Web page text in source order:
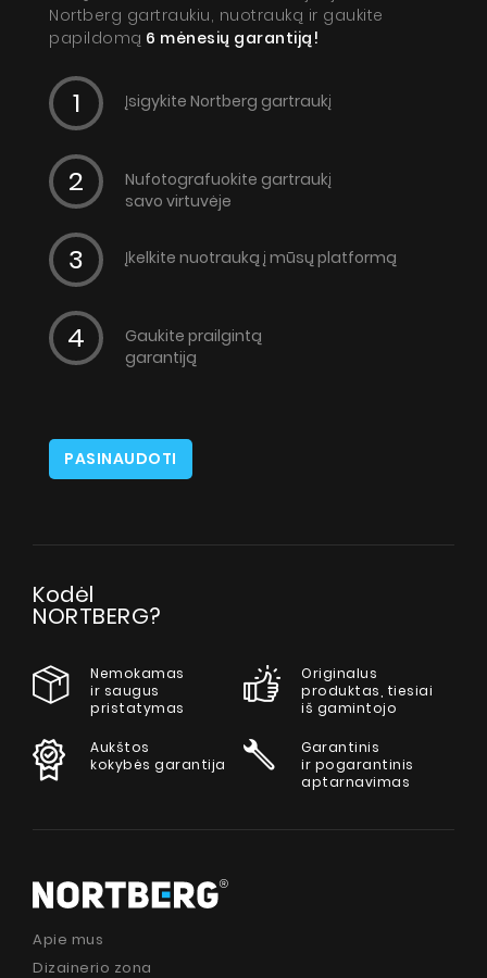
Nortberg gartraukiu, nuotrauką ir gaukite
papildomą 6 mėnesių garantiją!
Įsigykite Nortberg gartraukį
Nufotografuokite gartraukį
savo virtuvėje
Įkelkite nuotrauką į mūsų platformą
Gaukite prailgintą
garantiją
PASINAUDOTI
Kodėl
NORTBERG?
Nemokamas
ir saugus
pristatymas
Originalus
produktas, tiesiai
iš gamintojo
Aukštos
kokybės garantija
Garantinis
ir pogarantinis
aptarnavimas
Apie mus
Dizainerio zona